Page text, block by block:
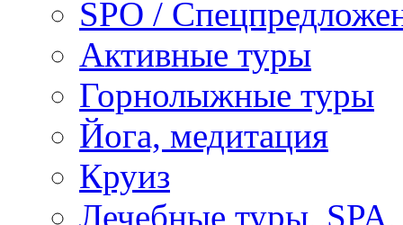
SPO /
Активные туры
Горнолыжные туры
Йога, медитация
Круиз
Лечебные туры, SPA,